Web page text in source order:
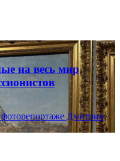
на весь мир
Дмитрия